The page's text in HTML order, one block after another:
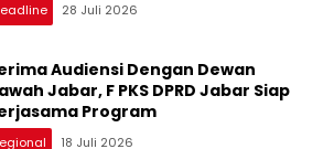
28 Juli 2026
Audiensi Dengan Dewan
Jabar, F PKS DPRD Jabar Siap
Program
18 Juli 2026